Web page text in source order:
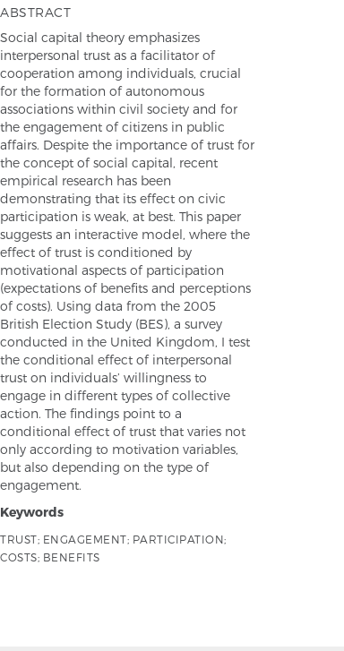
ABSTRACT
Social capital theory emphasizes
interpersonal trust as a facilitator of
cooperation among individuals, crucial
for the formation of autonomous
associations within civil society and for
the engagement of citizens in public
affairs. Despite the importance of trust for
the concept of social capital, recent
empirical research has been
demonstrating that its effect on civic
participation is weak, at best. This paper
suggests an interactive model, where the
effect of trust is conditioned by
motivational aspects of participation
(expectations of benefits and perceptions
of costs). Using data from the 2005
British Election Study (BES), a survey
conducted in the United Kingdom, I test
the conditional effect of interpersonal
trust on individuals’ willingness to
engage in different types of collective
action. The findings point to a
conditional effect of trust that varies not
only according to motivation variables,
but also depending on the type of
engagement.
Keywords
TRUST; ENGAGEMENT; PARTICIPATION;
COSTS; BENEFITS